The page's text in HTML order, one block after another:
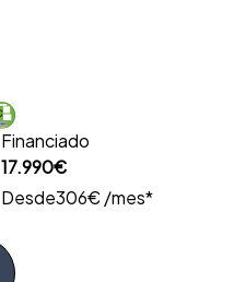
Financiado
17.990€
Desde306€ /mes*